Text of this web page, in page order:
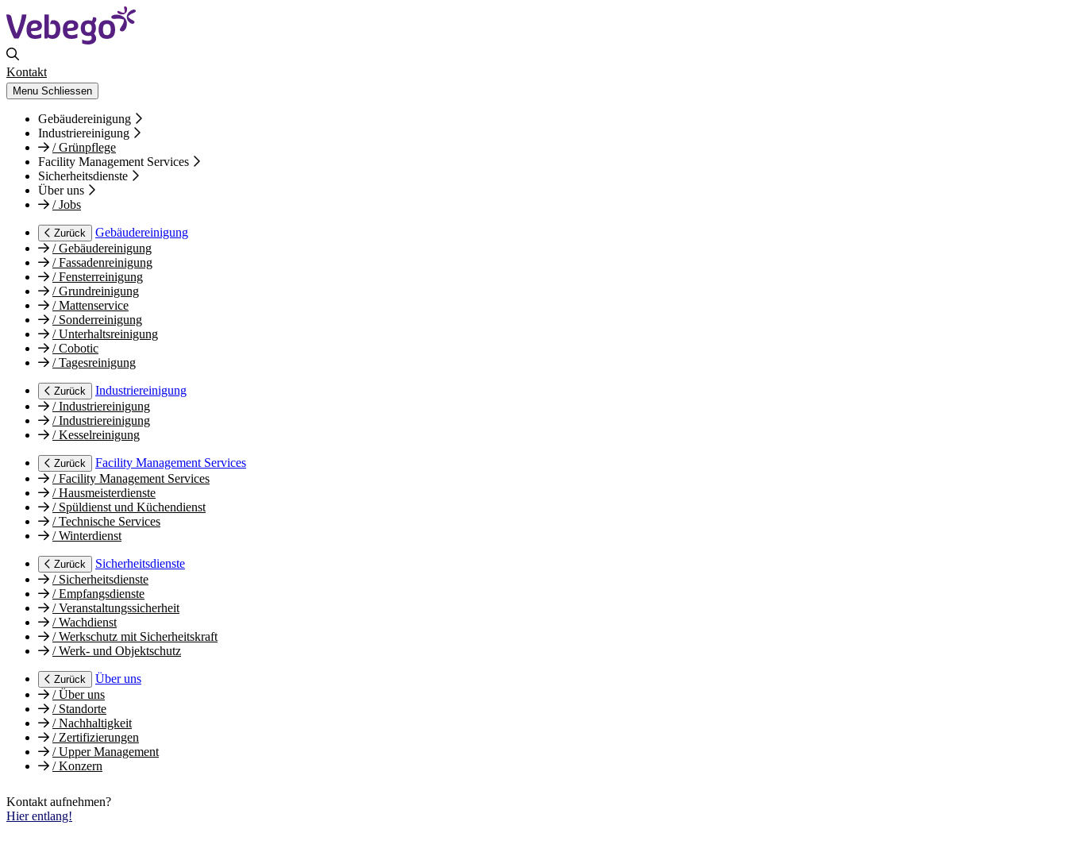
Kontakt
Menu Schliessen
Gebäudereinigung
Industriereinigung
/Grünpflege
Facility Management Services
Sicherheitsdienste
Über uns
/Jobs
Zurück
Gebäudereinigung
/Gebäudereinigung
/Fassadenreinigung
/Fensterreinigung
/Grundreinigung
/Mattenservice
/Sonderreinigung
/Unterhaltsreinigung
/Cobotic
/Tagesreinigung
Zurück
Industriereinigung
/Industriereinigung
/Industriereinigung
/Kesselreinigung
Zurück
Facility Management Services
/Facility Management Services
/Hausmeisterdienste
/Spüldienst und Küchendienst
/Technische Services
/Winterdienst
Zurück
Sicherheitsdienste
/Sicherheitsdienste
/Empfangsdienste
/Veranstaltungssicherheit
/Wachdienst
/Werkschutz mit Sicherheitskraft
/Werk- und Objektschutz
Zurück
Über uns
/Über uns
/Standorte
/Nachhaltigkeit
/Zertifizierungen
/Upper Management
/Konzern
Kontakt aufnehmen?
Hier entlang!